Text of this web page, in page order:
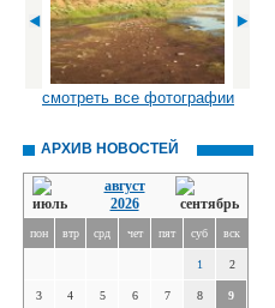
смотреть все фотографии
АРХИВ НОВОСТЕЙ
август
2026
пон втр срд чет пят суб вск
1 2
3 4 5 6 7 8 9